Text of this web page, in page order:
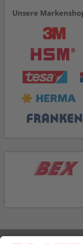
Unsere
Rufen Sie uns an 04298